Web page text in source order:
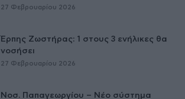
27 Φεβρουαρίου 2026
Έρπης Ζωστήρας: 1 στους 3 ενήλικες θα
νοσήσει
27 Φεβρουαρίου 2026
Νοσ. Παπαγεωργίου – Νέο σύστημα